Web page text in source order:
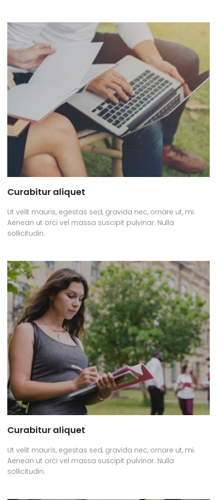
Curabitur aliquet
Ut velit mauris, egestas sed, gravida nec, ornare ut, mi.
Aenean ut orci vel massa suscipit pulvinar. Nulla
sollicitudin.
Curabitur aliquet
Ut velit mauris, egestas sed, gravida nec, ornare ut, mi.
Aenean ut orci vel massa suscipit pulvinar. Nulla
sollicitudin.